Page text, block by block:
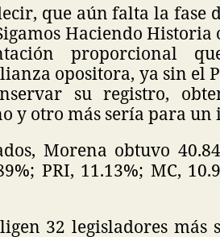
que aún falta la fase
Haciendo
proporcional
opositora, ya sin el
su registro,
y otro más sería para un
Morena obtuvo
PRI, 11.13%; MC,
32 legisladores más